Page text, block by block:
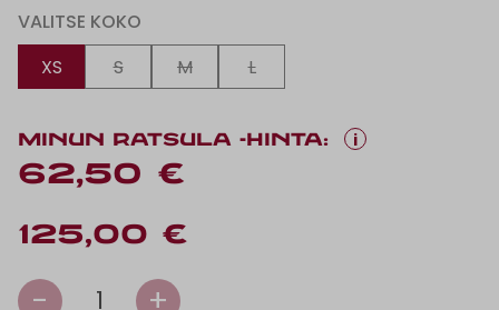
VALITSE KOKO
XS
S M L
MINUN RATSULA -HINTA: i
62,50 €
125,00 €
- 1 +